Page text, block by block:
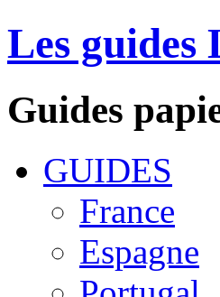
Les guides
Guides
GUIDES
France
Espagne